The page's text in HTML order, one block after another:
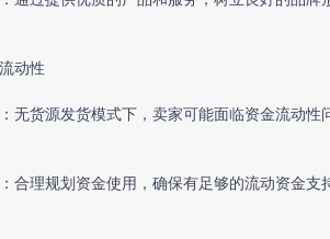
动性
无货源发货模式下，卖家可能面临资金流动性
合理规划资金使用，确保有足够的流动资金支